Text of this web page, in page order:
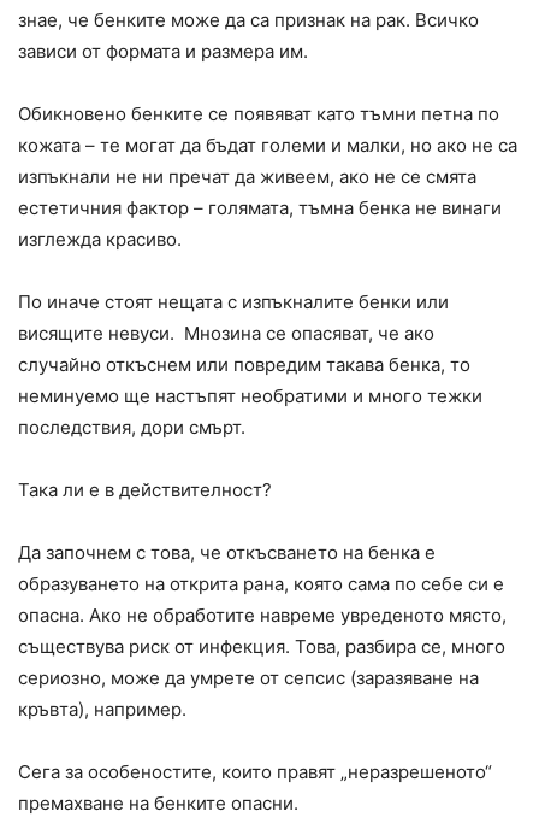
знае, че бенките може да са признак на рак. Всичко
зависи от формата и размера им.
Обикновено бенките се появяват като тъмни петна по
кожата – те могат да бъдат големи и малки, но ако не са
изпъкнали не ни пречат да живеем, ако не се смята
естетичния фактор – голямата, тъмна бенка не винаги
изглежда красиво.
По иначе стоят нещата с изпъкналите бенки или
висящите невуси. Мнозина се опасяват, че ако
случайно откъснем или повредим такава бенка, то
неминуемо ще настъпят необратими и много тежки
последствия, дори смърт.
Така ли е в действителност?
Да започнем с това, че откъсването на бенка е
образуването на открита рана, която сама по себе си е
опасна. Ако не обработите навреме увреденото място,
съществува риск от инфекция. Това, разбира се, много
сериозно, може да умрете от сепсис (заразяване на
кръвта), например.
Сега за особеностите, които правят „неразрешеното“
премахване на бенките опасни.